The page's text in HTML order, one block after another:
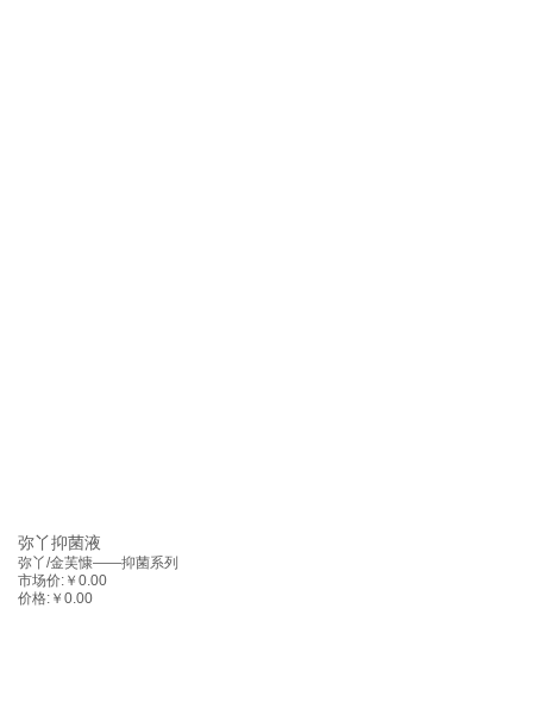
弥丫抑菌液
弥丫/金芙慷——抑菌系列
市场价: ￥0.00
价格: ￥0.00